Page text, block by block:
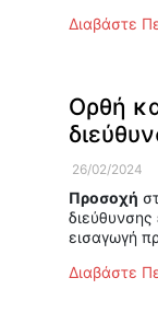
Διαβάστε
Ορθή
26/02/2024
Προσοχή
διεύθυνσης
εισαγωγή
Διαβάστε